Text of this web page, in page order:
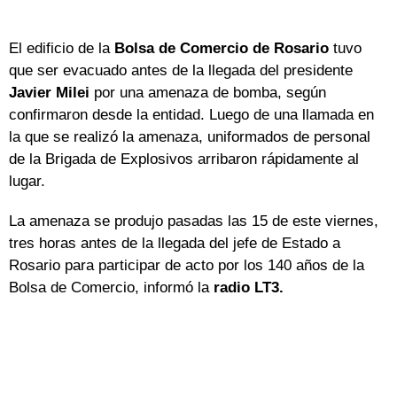
El edificio de la Bolsa de Comercio de Rosario tuvo
que ser evacuado antes de la llegada del presidente
Javier Milei por una amenaza de bomba, según
confirmaron desde la entidad. Luego de una llamada en
la que se realizó la amenaza, uniformados de personal
de la Brigada de Explosivos arribaron rápidamente al
lugar.
La amenaza se produjo pasadas las 15 de este viernes,
tres horas antes de la llegada del jefe de Estado a
Rosario para participar de acto por los 140 años de la
Bolsa de Comercio, informó la radio LT3.